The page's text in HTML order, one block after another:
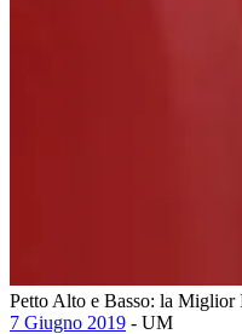
Petto Alto e Basso: la Miglior
7 Giugno 2019 - UM